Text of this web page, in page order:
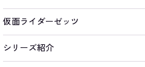
仮面ライダーゼッツ
シリーズ紹介